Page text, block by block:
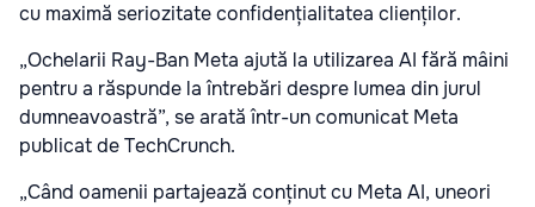
cu maximă seriozitate confidențialitatea clienților.
„Ochelarii Ray-Ban Meta ajută la utilizarea AI fără mâini
pentru a răspunde la întrebări despre lumea din jurul
dumneavoastră”, se arată într-un comunicat Meta
publicat de TechCrunch.
„Când oamenii partajează conținut cu Meta AI, uneori